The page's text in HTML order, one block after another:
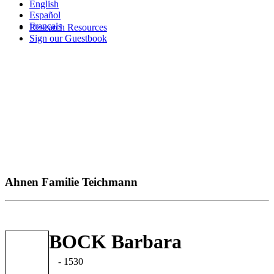
Research Resources
Sign our Guestbook
English
Español
Français
Ahnen Familie Teichmann
BOCK Barbara
- 1530